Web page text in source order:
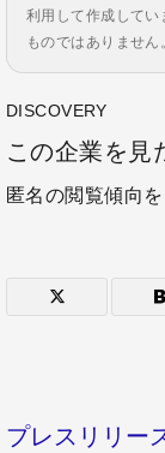
利用して作成してい
ものではありません
DISCOVERY
この企業を見
匿名の閲覧傾向
プレスリリー